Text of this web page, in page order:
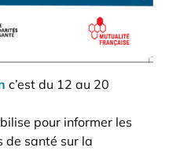
c’est du 12 au 20
pour informer les
de santé sur la